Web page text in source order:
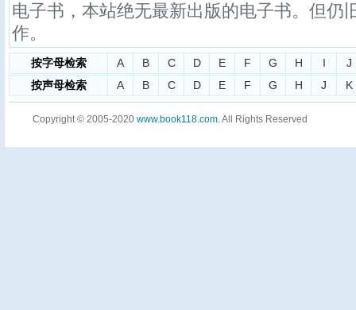
电子书，本站绝无最新出版的电子书。但仍
作。
按字母检索 A B C D E F G H I
J
按声母检索
A B C D E F G H J K
Copyright © 2005-2020 www.book118.com. All Rights Reserved